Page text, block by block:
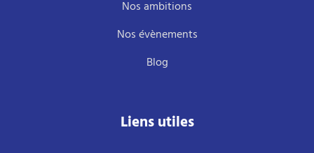
Nos ambitions
Nos évènements
Blog
Liens utiles